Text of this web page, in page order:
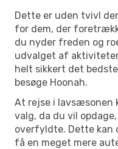
Dette er uden tvivl
for dem, der
du nyder freden og
udvalget af
helt sikkert det
besøge Hoonah.
At rejse i lavsæsonen
valg, da du vil
overfyldte. Dette kan
få en meget mere